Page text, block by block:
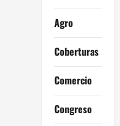
Agro
Coberturas
Comercio
Congreso